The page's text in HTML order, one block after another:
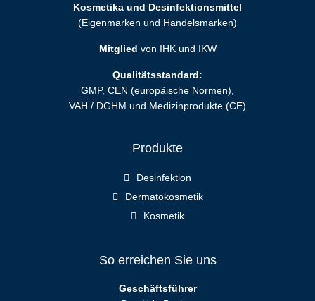
Kosmetika und Desinfektionsmittel
(Eigenmarken und Handelsmarken)
Mitglied von IHK und IKW
Qualitätsstandard:
GMP, CEN (europäische Normen),
VAH / DGHM und Medizinprodukte (CE)
Produkte
Desinfektion
Dermatokosmetik
Kosmetik
So erreichen Sie uns
Geschäftsführer